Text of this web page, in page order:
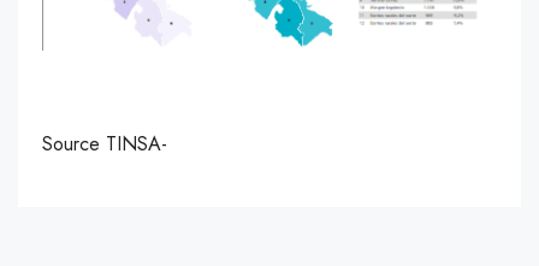
Source TINSA-